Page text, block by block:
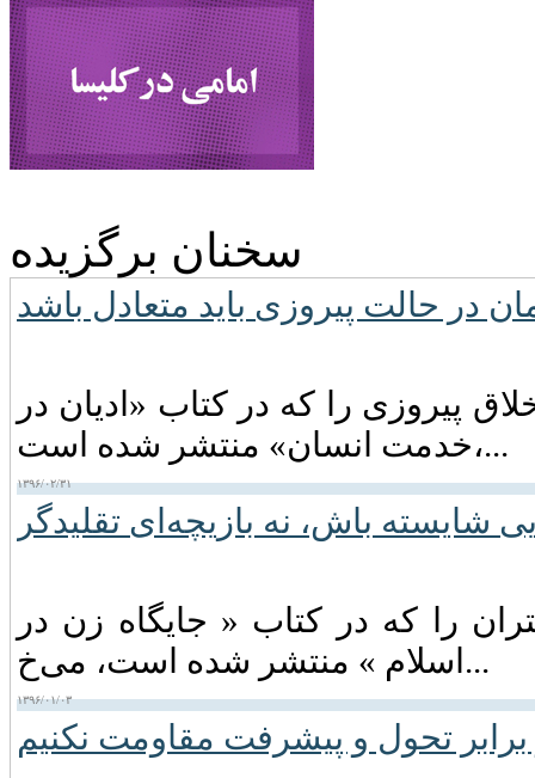
سخنان برگزیده
در حالت پیروزى باید متعادل باشد
پیروزی را که در کتاب «ادیان در
خدمت انسان» منتشر شده است،...
۱۳۹۶/۰۲/۳۱
شایسته باش، نه بازیچه‌ای تقلیدگر
را که در کتاب « جایگاه زن در
اسلام » منتشر شده است، می‌خ...
۱۳۹۶/۰۱/۰۳
برابر تحول و پیشرفت مقاومت نکنیم